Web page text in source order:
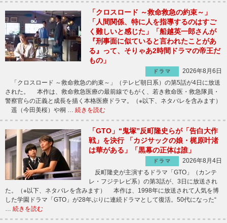
「クロスロード ～救命救急の約束～」
「人間関係、特に人を指導するのはすご
く難しいと感じた」「船越英一郎さんが
『刑事面に似ていると言われたことがあ
る』って、そりゃあ2時間ドラマの帝王だ
もの」
ドラマ
2026年8月6日
「クロスロード ～救命救急の約束～」（テレビ朝日系）の第5話が4日に放送
された。 本作は、救命救急医療の最前線でもがく、若き救命医・救急隊員・
警察官らの正義と成長を描く本格医療ドラマ。（※以下、ネタバレを含みます）
遥（今田美桜）や桐 … 続きを読む
「GTO」“鬼塚”反町隆史らが「告白大作
戦」を決行 「カジサックの娘・梶原叶渚
は華がある」「黒幕の正体は誰」
ドラマ
2026年8月4日
反町隆史が主演するドラマ「GTO」（カンテ
レ・フジテレビ系）の第3話が、3日に放送され
た。（※以下、ネタバレを含みます） 本作は、1998年に放送されて人気を博
した学園ドラマ「GTO」が28年ぶりに連続ドラマとして復活。50代になった“
… 続きを読む